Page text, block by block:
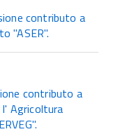
contributo a
"ASER".
contributo a
Agricoltura